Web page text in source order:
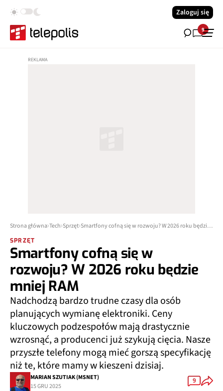
Zaloguj się
9
Strona główna Tech Sprzęt Smartfony cofną się w rozwoju? W 2026 roku będzie mniej RAM
SPRZĘT
Smartfony cofną się w
rozwoju? W 2026 roku będzie
mniej RAM
Nadchodzą bardzo trudne czasy dla osób
planujących wymianę elektroniki. Ceny
kluczowych podzespołów mają drastycznie
wzrosnąć, a producenci już szykują cięcia. Nasze
przyszłe telefony mogą mieć gorszą specyfikację
niż te, które mamy w kieszeni dzisiaj.
MARIAN SZUTIAK (MSNET)
15 GRU 2025
9